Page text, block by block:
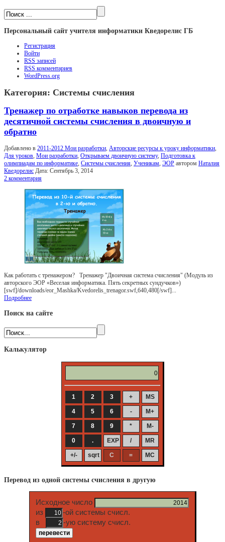
Персональный сайт учителя информатики Кведорелис ГБ
Регистрация
Войти
RSS записей
RSS комментариев
WordPress.org
Категория: Системы счисления
Тренажер по отработке навыков перевода из
десятичной системы счисления в двоичную и
обратно
Добавлено в 2011-2012 Мои разработки, Авторские ресурсы к уроку информатики,
Для уроков, Мои разработки, Открываем двоичную систему, Подготовка к
олимпиадам по информатике, Системы счисления, Ученикам, ЭОР автором Наталия
Кведорелис Дата: Сентябрь 3, 2014
2 комментария
Как работать с тренажером? Тренажер "Двоичная система счисления" (Модуль из
авторского ЭОР «Веселая информатика. Пять секретных сундучков»)
[swf]/downloads/eor_Mashka/Kvedorelis_trenagor.swf,640,480[/swf]...
Подробнее
Поиск на сайте
Калькулятор
Перевод из одной системы счисления в другую
Исходное число
из
-ой системы счисл.
в
-ую систему счисл.